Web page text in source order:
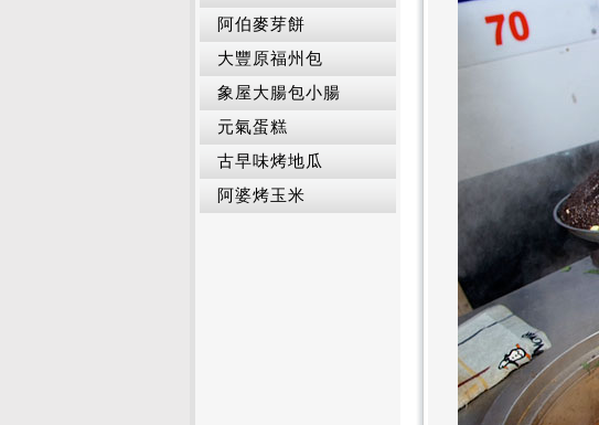
阿伯麥芽餅
大豐原福州包
象屋大腸包小腸
元氣蛋糕
古早味烤地瓜
阿婆烤玉米